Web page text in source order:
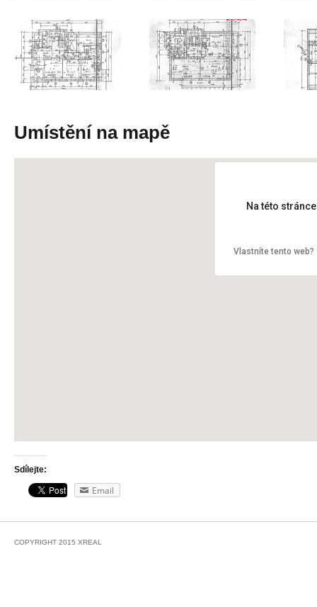
Umístění na mapě
Na této
Vlastníte tento web?
Sdílejte:
Email
COPYRIGHT 2015 XREAL